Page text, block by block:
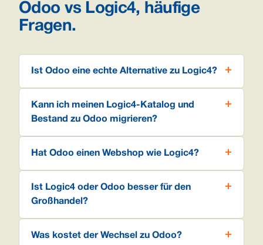
Odoo vs Logic4, häufige
Fragen.
Ist Odoo eine echte Alternative zu Logic4?
Kann ich meinen Logic4-Katalog und
Bestand zu Odoo migrieren?
Hat Odoo einen Webshop wie Logic4?
Ist Logic4 oder Odoo besser für den
Großhandel?
Was kostet der Wechsel zu Odoo?